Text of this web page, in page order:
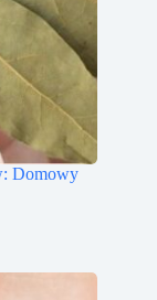
Domowy